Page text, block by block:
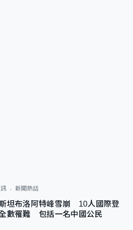
新聞熱話
坦布洛阿特峰雪崩 10人國際登
數罹難 包括一名中國公民